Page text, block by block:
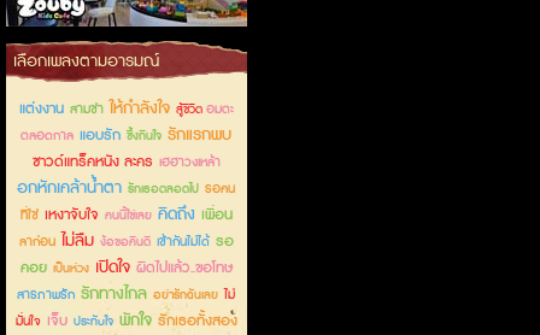
คาเฟ่เด็กลำลูกกา
เลือกเพลงตามอารมณ์
แต่งงาน สามช่า ให้กำลังใจ สู้ชีวิตอมตะ
ตลอดกาล แอบรัก ซึ้งกินใจ รักแรกพบ
ซาวด์แทร็คหนัง ละคร เฮฮาวงเหล้า
อกหักเคล้าน้ำตา รักเธอตลอดไป รอคน
ที่ใช่ เหงาจับใจ คนนี้ใช่เลย คิดถึง เพื่อน
ลาก่อน ไม่ลืม ง้อขอคืนดี เข้ากันไม่ได้ รอ
คอย เป็นห่วง เปิดใจ ผิดไปแล้ว..ขอโทษ
สารภาพรัก รักทางไกล อย่ารักฉันเลย ไม่
มั่นใจ เจ็บ ประทับใจ พักใจ รักเธอทั้งสอง